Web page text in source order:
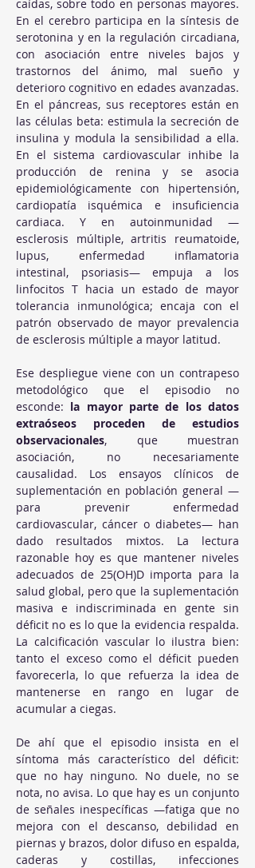
caídas, sobre todo en personas mayores.
En el cerebro participa en la síntesis de
serotonina y en la regulación circadiana,
con asociación entre niveles bajos y
trastornos del ánimo, mal sueño y
deterioro cognitivo en edades avanzadas.
En el páncreas, sus receptores están en
las células beta: estimula la secreción de
insulina y modula la sensibilidad a ella.
En el sistema cardiovascular inhibe la
producción de renina y se asocia
epidemiológicamente con hipertensión,
cardiopatía isquémica e insuficiencia
cardiaca. Y en autoinmunidad —
esclerosis múltiple, artritis reumatoide,
lupus, enfermedad inflamatoria
intestinal, psoriasis— empuja a los
linfocitos T hacia un estado de mayor
tolerancia inmunológica; encaja con el
patrón observado de mayor prevalencia
de esclerosis múltiple a mayor latitud.
Ese despliegue viene con un contrapeso
metodológico que el episodio no
esconde: la mayor parte de los datos
extraóseos proceden de estudios
observacionales, que muestran
asociación, no necesariamente
causalidad. Los ensayos clínicos de
suplementación en población general —
para prevenir enfermedad
cardiovascular, cáncer o diabetes— han
dado resultados mixtos. La lectura
razonable hoy es que mantener niveles
adecuados de 25(OH)D importa para la
salud global, pero que la suplementación
masiva e indiscriminada en gente sin
déficit no es lo que la evidencia respalda.
La calcificación vascular lo ilustra bien:
tanto el exceso como el déficit pueden
favorecerla, lo que refuerza la idea de
mantenerse en rango en lugar de
acumular a ciegas.
De ahí que el episodio insista en el
síntoma más característico del déficit:
que no hay ninguno. No duele, no se
nota, no avisa. Lo que hay es un conjunto
de señales inespecíficas —fatiga que no
mejora con el descanso, debilidad en
piernas y brazos, dolor difuso en espalda,
caderas y costillas, infecciones